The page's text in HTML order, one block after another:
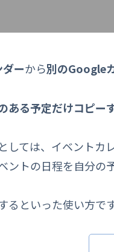
ーから別のGoogle
ある予定だけコピー
しては、イベントカ
ントの日程を自分の
るといった使い方です